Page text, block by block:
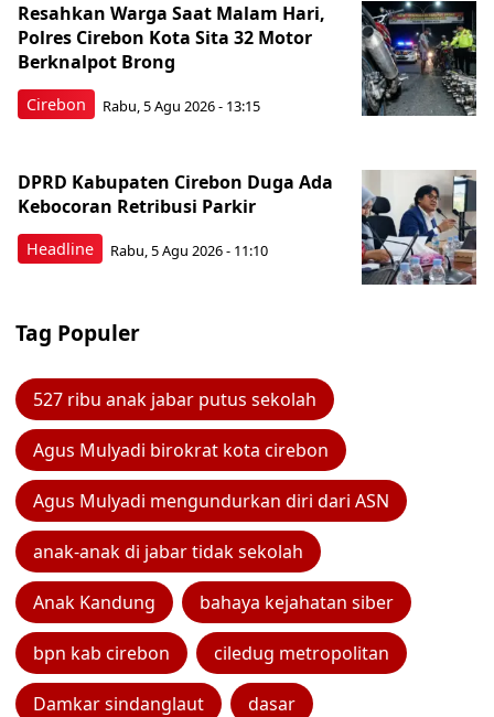
Cirebon
Resahkan Warga Saat Malam Hari,
Polres Cirebon Kota Sita 32 Motor
Berknalpot Brong
Rabu, 5 Agu 2026 - 13:15
Headline
DPRD Kabupaten Cirebon Duga Ada
Kebocoran Retribusi Parkir
Rabu, 5 Agu 2026 - 11:10
Tag Populer
527 ribu anak jabar putus sekolah
Agus Mulyadi birokrat kota cirebon
Agus Mulyadi mengundurkan diri dari ASN
anak-anak di jabar tidak sekolah
Anak Kandung bahaya kejahatan siber
bpn kab cirebon ciledug metropolitan
Damkar sindanglaut dasar